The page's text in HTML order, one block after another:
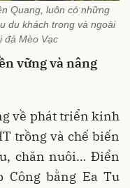
Quang, luôn có những
du khách trong và ngoài
đá Mèo Vạc
vững và nâng
về phát triển kinh
trồng và chế biến
chăn nuôi… Điển
Công bằng Ea Tu